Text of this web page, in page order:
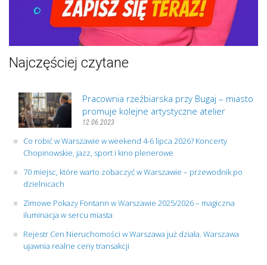
Najczęściej czytane
Pracownia rzeźbiarska przy Bugaj – miasto
promuje kolejne artystyczne atelier
12.06.2023
Co robić w Warszawie w weekend 4-6 lipca 2026? Koncerty
Chopinowskie, jazz, sport i kino plenerowe
70 miejsc, które warto zobaczyć w Warszawie – przewodnik po
dzielnicach
Zimowe Pokazy Fontann w Warszawie 2025/2026 – magiczna
iluminacja w sercu miasta
Rejestr Cen Nieruchomości w Warszawa już działa. Warszawa
ujawnia realne ceny transakcji